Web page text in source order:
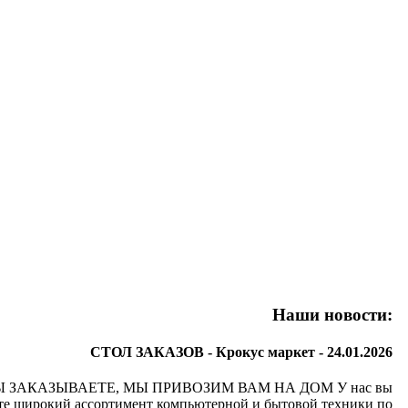
Наши новости:
СТОЛ ЗАКАЗОВ - Крокус маркет - 24.01.2026
ЗАКАЗЫВАЕТЕ, МЫ ПРИВОЗИМ ВАМ НА ДОМ У нас вы
широкий ассортимент компьютерной и бытовой техники по